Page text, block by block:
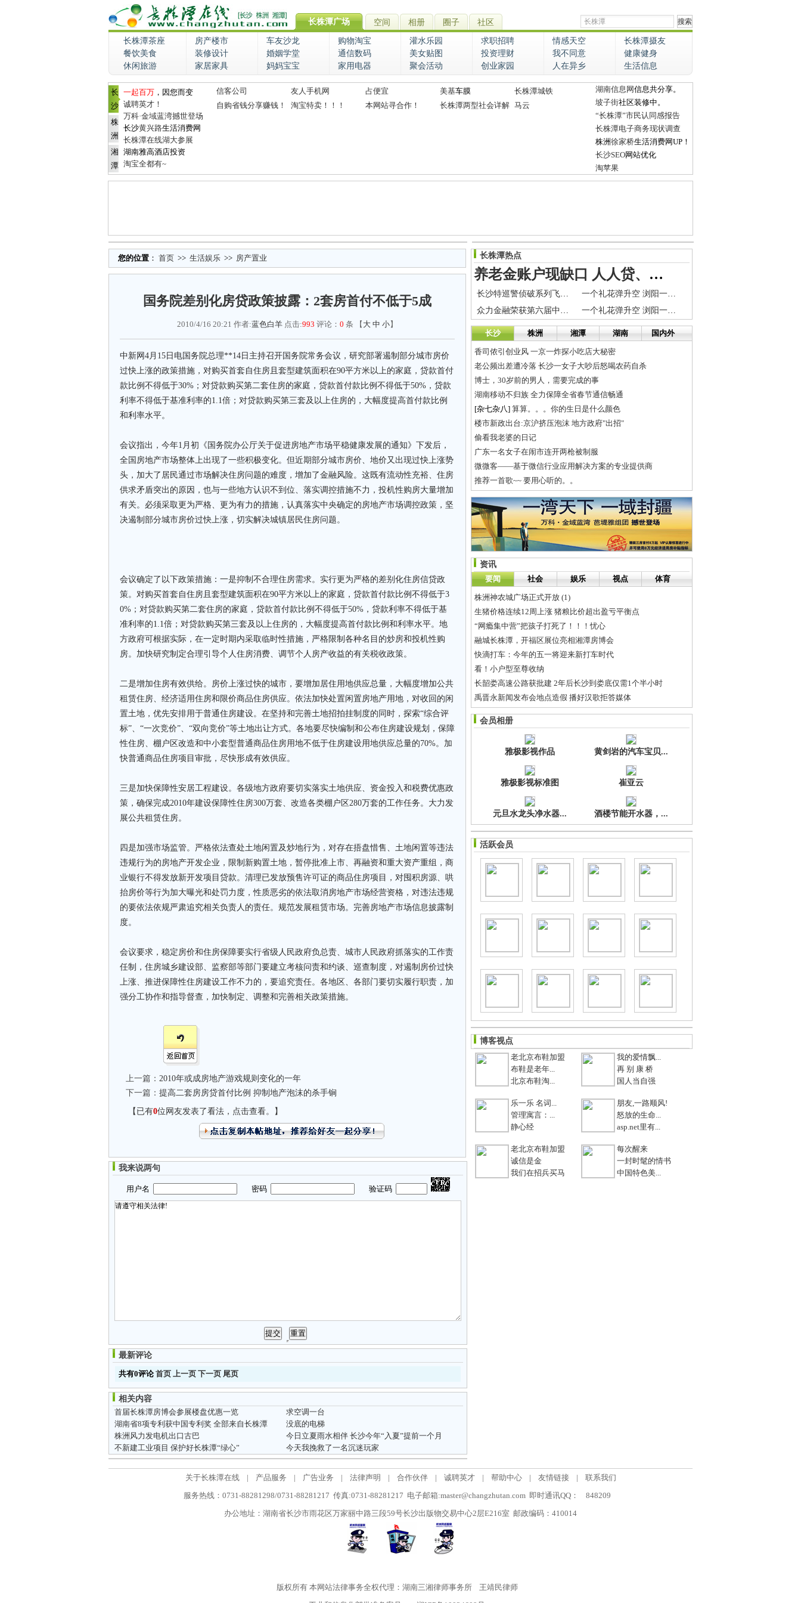
长株潭广场 空间 相册 圈子 社区
长株潭茶座 房产楼市 车友沙龙 购物淘宝 灌水乐园 求职招聘 情感天空
长株潭摄友
餐饮美食
装修设计 婚姻学堂 通信数码 美女贴图 投资理财 我不同意
健康健身
休闲旅游
家居家具 妈妈宝宝 家用电器 聚会活动 创业家园 人在异乡 生活信息
长
沙
株
洲
湘
潭
一起百万 ，因您而变
诚聘英才！
万科·金域蓝湾撼世登场
长沙黄兴路生活消费网
长株潭在线湖大参展
湖南雅高酒店投资
淘宝全都有~
信客公司 友人手机网 占便宜 美基车膜
长株潭城铁
自购省钱分享赚钱！
淘宝特卖！！！ 本网站寻合作！ 长株潭两型社会详解 马云
湖南信息网信息共分享。
坡子街社区装修中。
“长株潭”市民认同感报告
长株潭电子商务现状调查
株洲徐家桥生活消费网UP！
长沙SEO网站优化
淘苹果
您的位置 ： 首页 >> 生活娱乐 >> 房产置业
国务院差别化房贷政策披露：2套房首付不低于5成
2010/4/16 20:21 作者:蓝色白羊 点击:993 评论： 0 条 【 大 中 小】
中新网4月15日电国务院总理**14日主持召开国务院常务会议，研究部署遏制部分城市房价
过快上涨的政策措施，对购买首套自住房且套型建筑面积在90平方米以上的家庭，贷款首付
款比例不得低于30%；对贷款购买第二套住房的家庭，贷款首付款比例不得低于50%，贷款
利率不得低于基准利率的1.1倍；对贷款购买第三套及以上住房的，大幅度提高首付款比例
和利率水平。
会议指出，今年1月初《国务院办公厅关于促进房地产市场平稳健康发展的通知》下发后，
全国房地产市场整体上出现了一些积极变化。但近期部分城市房价、地价又出现过快上涨势
头，加大了居民通过市场解决住房问题的难度，增加了金融风险。这既有流动性充裕、住房
供求矛盾突出的原因，也与一些地方认识不到位、落实调控措施不力，投机性购房大量增加
有关。必须采取更为严格、更为有力的措施，认真落实中央确定的房地产市场调控政策，坚
决遏制部分城市房价过快上涨，切实解决城镇居民住房问题。
会议确定了以下政策措施：一是抑制不合理住房需求。实行更为严格的差别化住房信贷政
策。对购买首套自住房且套型建筑面积在90平方米以上的家庭，贷款首付款比例不得低于3
0%；对贷款购买第二套住房的家庭，贷款首付款比例不得低于50%，贷款利率不得低于基
准利率的1.1倍；对贷款购买第三套及以上住房的，大幅度提高首付款比例和利率水平。地
方政府可根据实际，在一定时期内采取临时性措施，严格限制各种名目的炒房和投机性购
房。加快研究制定合理引导个人住房消费、调节个人房产收益的有关税收政策。
二是增加住房有效供给。房价上涨过快的城市，要增加居住用地供应总量，大幅度增加公共
租赁住房、经济适用住房和限价商品住房供应。依法加快处置闲置房地产用地，对收回的闲
置土地，优先安排用于普通住房建设。在坚持和完善土地招拍挂制度的同时，探索“综合评
标”、“一次竞价”、“双向竞价”等土地出让方式。各地要尽快编制和公布住房建设规划，保障
性住房、棚户区改造和中小套型普通商品住房用地不低于住房建设用地供应总量的70%。加
快普通商品住房项目审批，尽快形成有效供应。
三是加快保障性安居工程建设。各级地方政府要切实落实土地供应、资金投入和税费优惠政
策，确保完成2010年建设保障性住房300万套、改造各类棚户区280万套的工作任务。大力发
展公共租赁住房。
四是加强市场监管。严格依法查处土地闲置及炒地行为，对存在捂盘惜售、土地闲置等违法
违规行为的房地产开发企业，限制新购置土地，暂停批准上市、再融资和重大资产重组，商
业银行不得发放新开发项目贷款。清理已发放预售许可证的商品住房项目，对囤积房源、哄
抬房价等行为加大曝光和处罚力度，性质恶劣的依法取消房地产市场经营资格，对违法违规
的要依法依规严肃追究相关负责人的责任。规范发展租赁市场。完善房地产市场信息披露制
度。
会议要求，稳定房价和住房保障要实行省级人民政府负总责、城市人民政府抓落实的工作责
任制，住房城乡建设部、监察部等部门要建立考核问责和约谈、巡查制度，对遏制房价过快
上涨、推进保障性住房建设工作不力的，要追究责任。各地区、各部门要切实履行职责，加
强分工协作和指导督查，加快制定、调整和完善相关政策措施。
上一篇： 2010年或成房地产游戏规则变化的一年
下一篇： 提高二套房房贷首付比例 抑制地产泡沫的杀手锏
【已有0位网友发表了看法，点击查看。】
我来说两句
用户名 密码 验证码
最新评论
共有0评论首页 上一页 下一页 尾页
相关内容
首届长株潭房博会参展楼盘优惠一览
求空调一台
湖南省8项专利获中国专利奖 全部来自长株潭
没底的电梯
株洲风力发电机出口古巴
今日立夏雨水相伴 长沙今年“入夏”提前一个月
不新建工业项目 保护好长株潭“绿心”
今天我挽救了一名沉迷玩家
长株潭热点
养老金账户现缺口 人人贷、多乐融为您养老支招
长沙特巡警侦破系列飞车抢夺案 电子眼拍下全过程
一个礼花弹升空 浏阳一农户家中八百小鸡吓破胆
众力金融荣获第六届中国财经峰会2017金融科技影响力品牌
一个礼花弹升空 浏阳一农户家中八百小鸡吓破胆
长沙 株洲 湘潭 湖南 国内外
香司侬引创业风 一京一炸探小吃店大秘密
老公频出差遭冷落 长沙一女子大吵后怒喝农药自杀
博士，30岁前的男人，需要完成的事
湖南移动不归族 全力保障全省春节通信畅通
[杂七杂八] 算算。。。你的生日是什么颜色
楼市新政出台:京沪挤压泡沫 地方政府"出招"
偷看我老婆的日记
广东一名女子在闹市连开两枪被制服
微微客——基于微信行业应用解决方案的专业提供商
推荐一首歌~~ 要用心听的。。
资讯
要闻
社会 娱乐 视点 体育
株洲神农城广场正式开放 (1)
生猪价格连续12周上涨 猪粮比价超出盈亏平衡点
“网瘾集中营”把孩子打死了！！！忧心
融城长株潭，开福区展位亮相湘潭房博会
快滴打车：今年的五一将迎来新打车时代
看！小户型至尊收纳
长韶娄高速公路获批建 2年后长沙到娄底仅需1个半小时
禹晋永新闻发布会地点造假 播好汉歌拒答媒体
支招疗法挽救婚姻
需要交换机（16口）跟Moden的株洲满哥满姐就速度冲进来！！
会员相册
雅极影视作品 黄剑岩的汽车宝贝...
雅极影视标准图 崔亚云
元旦水龙头净水器... 酒楼节能开水器，...
活跃会员
博客视点
老北京布鞋加盟
布鞋是老年...
北京布鞋淘...
我的爱情飘...
再 别 康 桥
国人当自强
乐一乐 名词...
管理寓言：...
静心经
朋友,一路顺风!
怒放的生命...
asp.net里有...
老北京布鞋加盟
诚信是金
我们在招兵买马
每次醒来
一封时髦的情书
中国特色美...
关于长株潭在线 | 产品服务 | 广告业务 | 法律声明 | 合作伙伴 | 诚聘英才 | 帮助中心 | 友情链接 |
联系我们
服务热线：0731-88281298/0731-88281217 传真:0731-88281217 电子邮箱:master@changzhutan.com 即时通讯QQ：
848209
办公地址：湖南省长沙市雨花区万家丽中路三段59号长沙出版物交易中心2层E216室 邮政编码：410014
版权所有本网站法律事务全权代理：湖南三湘律师事务所
王靖民律师